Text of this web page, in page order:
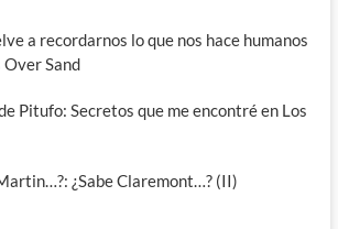
a recordarnos lo que nos hace humanos
Sand
Pitufo: Secretos que me encontré en Los
¿Sabe Claremont…? (II)